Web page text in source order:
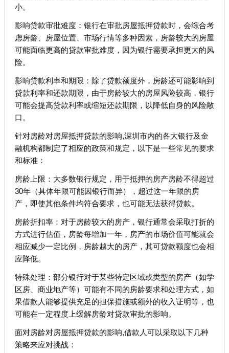
小。
影响贷款审批难度：银行在审批房屋抵押贷款时，会综合考
虑房龄、房屋位置、市场行情等多种因素，房龄较大的房屋
可能面临更高的贷款审批难度，因为银行需要承担更大的风
险。
影响贷款利率和期限：除了贷款额度外，房龄还可能影响到
贷款利率和还款期限，由于房龄较大的房屋风险较高，银行
可能会提高贷款利率或缩短还款期限，以降低自身的风险敞
口。
针对房龄对房屋抵押贷款的影响,深圳市内的各大银行及金
融机构都制定了相应的政策和规定，以下是一些常见的要求
和标准：
房龄上限：大多数银行规定，用于抵押的房产房龄不得超过
30年（具体年限可能因银行而异），超过这一年限的房
产，即使其他条件均符合要求，也可能无法获得贷款。
房龄折扣率：对于房龄较大的房产，银行通常会采取打折的
方式进行估值，房龄每增加一年，房产的市场价值可能就会
相应减少一定比例，房龄越大的房产，其可贷款额度也会相
应降低。
特殊处理：部分银行对于某些特定区域或类型的房产（如学
区房、商业地产等）可能有不同的房龄要求和处理方式，如
果借款人能够提供充足的担保措施或额外的收入证明等，也
可能在一定程度上缓解房龄对贷款审批的影响。
面对房龄对房屋抵押贷款的影响,借款人可以采取以下几种
策略来应对挑战：